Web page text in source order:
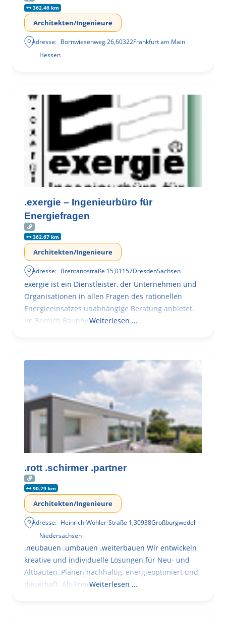
362.46 km
Architekten/Ingenieure
Adresse: Bornwiesenweg 26,60322Frankfurt am Main
Hessen
.exergie – Ingenieurbüro für
Energiefragen
362.67 km
Architekten/Ingenieure
Adresse: Brentanostraße 15,01157DresdenSachsen
exergie ist ein Dienstleister, der Unternehmen und
Organisationen in allen Fragen des rationellen
Energieeinsatzes unabhängige Beratung anbietet.
Im Bereich BauphysikWeiterlesen …
.rott .schirmer .partner
90.79 km
Architekten/Ingenieure
Adresse: Heinrich-Wöhler-Straße 1,30938Großburgwedel
Niedersachsen
.neubauen .umbauen .weiterbauen Wir entwickeln
kreative und individuelle Lösungen für Neu- und
Altbauten, Planen nachhaltig, energieoptimiert und
dauerhaft. Als FreieWeiterlesen …